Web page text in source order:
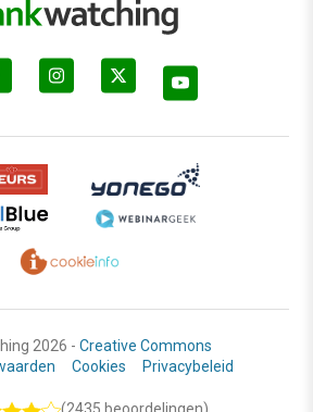
2026 - Creative Commons
Cookies Privacybeleid